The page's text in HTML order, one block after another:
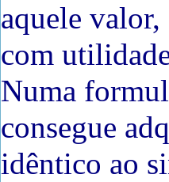
aquele
com
Numa
consegue
idêntico ao